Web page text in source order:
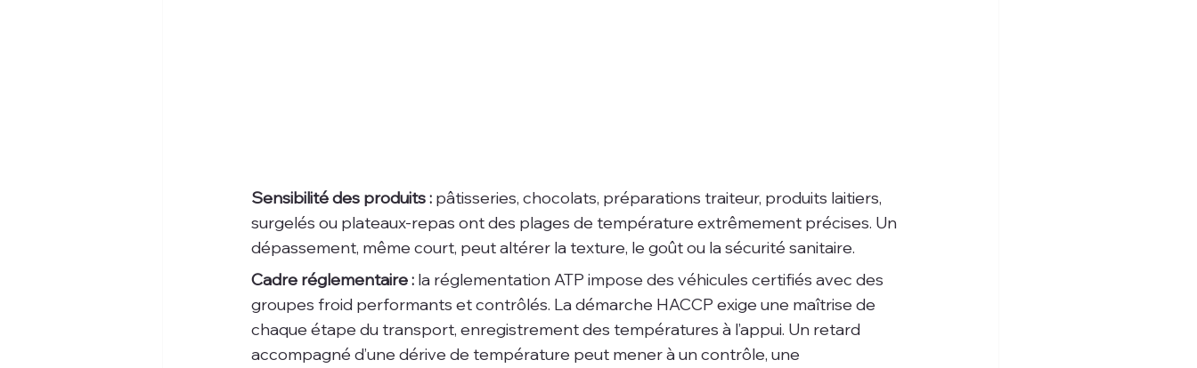
Sensibilité des produits : pâtisseries, chocolats, préparations traiteur, produits laitiers,
surgelés ou plateaux-repas ont des plages de température extrêmement précises. Un
dépassement, même court, peut altérer la texture, le goût ou la sécurité sanitaire.
Cadre réglementaire : la réglementation ATP impose des véhicules certifiés avec des
groupes froid performants et contrôlés. La démarche HACCP exige une maîtrise de
chaque étape du transport, enregistrement des températures à l’appui. Un retard
accompagné d’une dérive de température peut mener à un contrôle, une